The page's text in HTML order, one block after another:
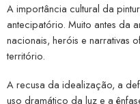
A importância cultural da
antecipatório. Muito antes da
nacionais, heróis e narrativas
território.
A recusa da idealização, a
uso dramático da luz e a